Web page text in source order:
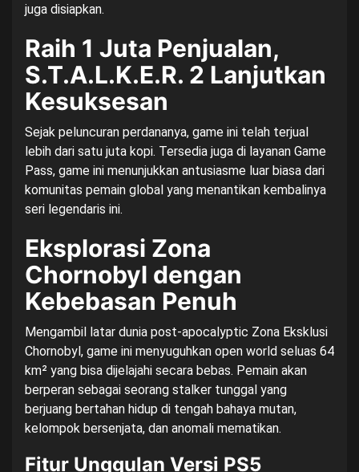
juga disiapkan.
Raih 1 Juta Penjualan,
S.T.A.L.K.E.R. 2 Lanjutkan
Kesuksesan
Sejak peluncuran perdananya, game ini telah terjual
lebih dari satu juta kopi. Tersedia juga di layanan Game
Pass, game ini menunjukkan antusiasme luar biasa dari
komunitas pemain global yang menantikan kembalinya
seri legendaris ini.
Eksplorasi Zona
Chornobyl dengan
Kebebasan Penuh
Mengambil latar dunia post-apocalyptic Zona Eksklusi
Chornobyl, game ini menyuguhkan open world seluas 64
km² yang bisa dijelajahi secara bebas. Pemain akan
berperan sebagai seorang stalker tunggal yang
berjuang bertahan hidup di tengah bahaya mutan,
kelompok bersenjata, dan anomali mematikan.
Fitur Unggulan Versi PS5